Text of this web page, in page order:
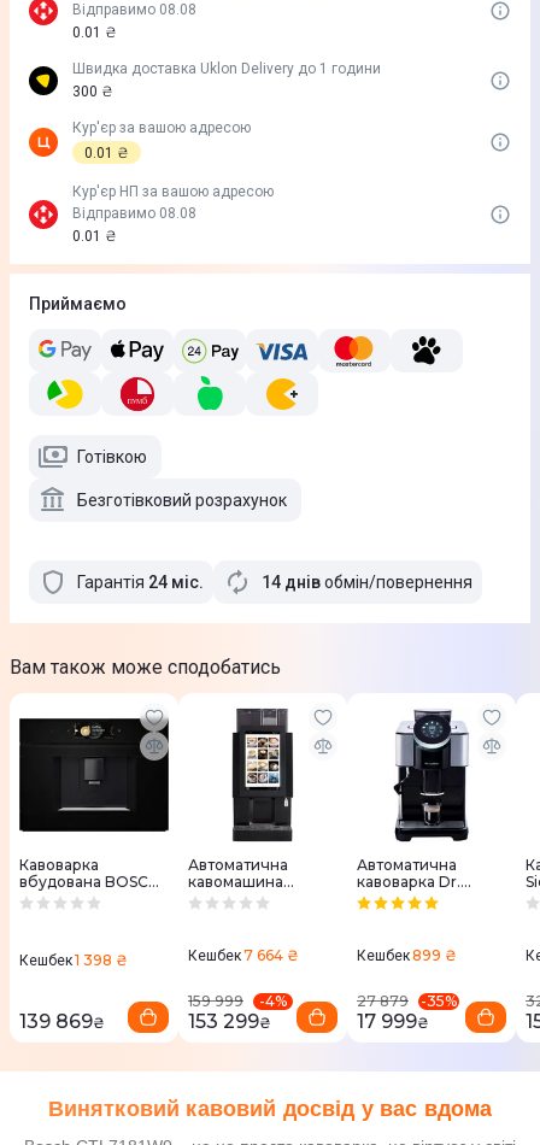
Відправимо 08.08
0.01 ₴
Швидка доставка Uklon Delivery до 1 години
300 ₴
Кур'єр за вашою адресою
0.01 ₴
Кур'єр НП за вашою адресою
Відправимо 08.08
0.01 ₴
Приймаємо
Готівкою
Безготівковий розрахунок
Гарантія 24 міс. 14 днівобмін/повернення
Вам також може сподобатись
Кавоварка
вбудована BOSCH
CTL7181B0
Кешбек1 398 ₴
139 869₴
Автоматична
кавомашина
Jetinno JL18
Кешбек7 664 ₴
159 999 -4%
153 299₴
Автоматична
кавоварка Dr.
Coffee H1 чорна
Кешбек899 ₴
27 879 -35%
17 999₴
Винятковий кавовий досвід у вас вдома